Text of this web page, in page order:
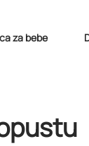
za bebe